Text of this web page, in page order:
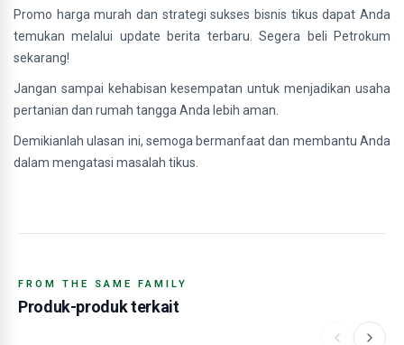
Promo harga murah dan strategi sukses bisnis tikus dapat Anda
temukan melalui update berita terbaru. Segera beli Petrokum
sekarang!
Jangan sampai kehabisan kesempatan untuk menjadikan usaha
pertanian dan rumah tangga Anda lebih aman.
Demikianlah ulasan ini, semoga bermanfaat dan membantu Anda
dalam mengatasi masalah tikus.
FROM THE SAME FAMILY
Produk-produk terkait